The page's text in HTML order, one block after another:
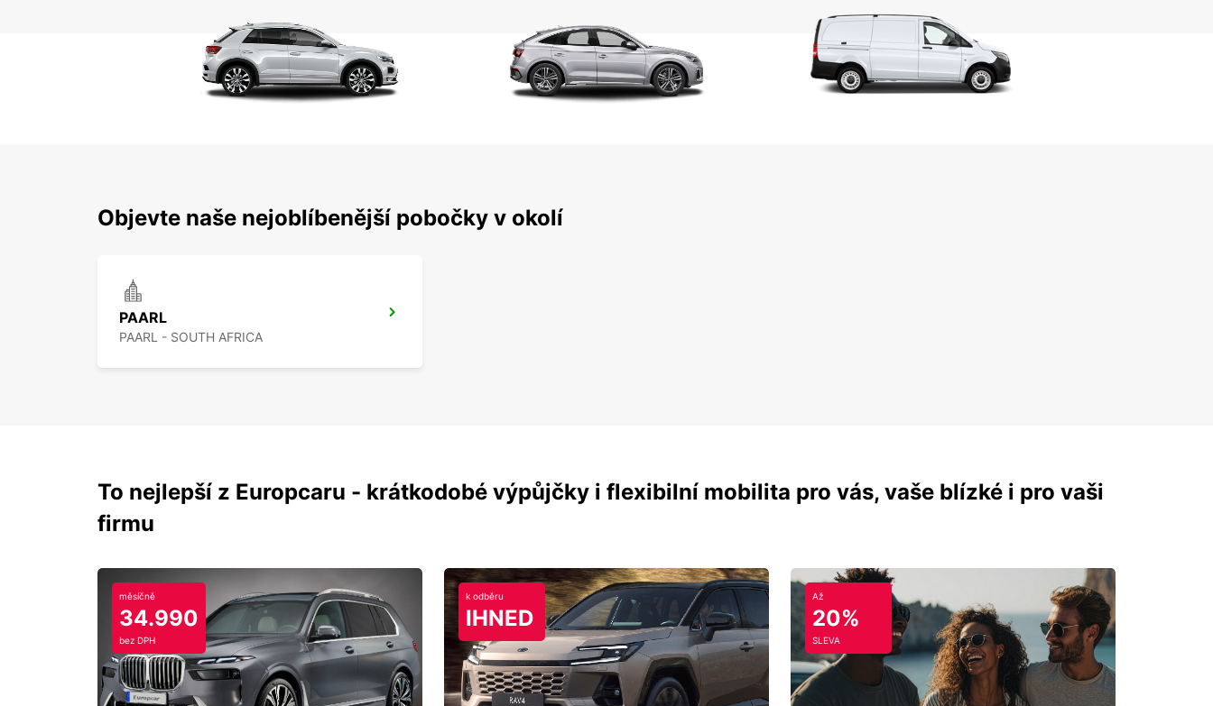
Objevte naše nejoblíbenější pobočky v okolí
PAARL
PAARL - SOUTH AFRICA
To nejlepší z Europcaru - krátkodobé výpůjčky i flexibilní mobilita pro vás, vaše blízké i pro vaši
firmu
měsíčně
34.990
bez DPH
k odběru
IHNED
Až
20%
SLEVA